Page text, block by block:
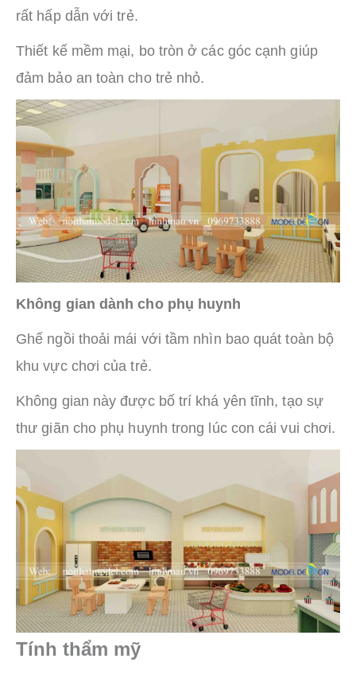
rất hấp dẫn với trẻ.
Thiết kế mềm mại, bo tròn ở các góc cạnh giúp
đảm bảo an toàn cho trẻ nhỏ.
Không gian dành cho phụ huynh
Ghế ngồi thoải mái với tầm nhìn bao quát toàn bộ
khu vực chơi của trẻ.
Không gian này được bố trí khá yên tĩnh, tạo sự
thư giãn cho phụ huynh trong lúc con cái vui chơi.
Tính thẩm mỹ